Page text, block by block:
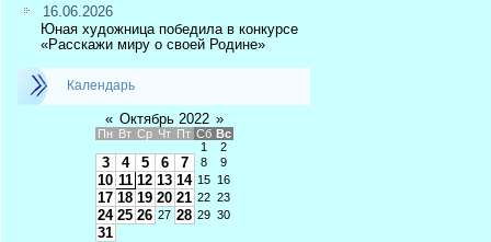
16.06.2026
Юная художница победила в конкурсе
«Расскажи миру о своей Родине»
Календарь
« Октябрь 2022 »
Пн Вт Ср Чт Пт Сб Вс
1
2
3 4 5 6 7 8 9
10 11 12 13 14 15 16
17 18 19 20 21 22 23
24 25 26 27 28 29 30
31